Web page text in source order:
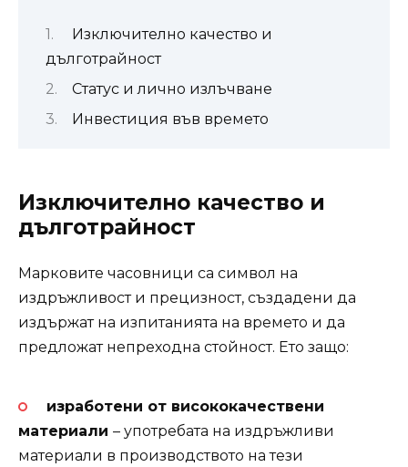
Изключително качество и
дълготрайност
Статус и лично излъчване
Инвестиция във времето
Изключително качество и
дълготрайност
Марковите часовници са символ на
издръжливост и прецизност, създадени да
издържат на изпитанията на времето и да
предложат непреходна стойност. Ето защо:
изработени от висококачествени
материали – употребата на издръжливи
материали в производството на тези